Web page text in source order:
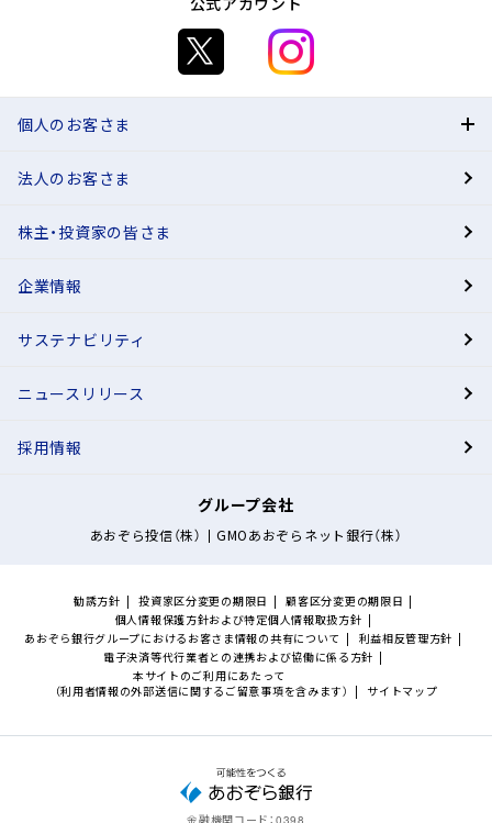
投資信託・NISA（BANK普通預金をお持ちの方）
お取引
BANKアプリ
ダウンロード
あおぞら投信インターネットトレード
ログイン